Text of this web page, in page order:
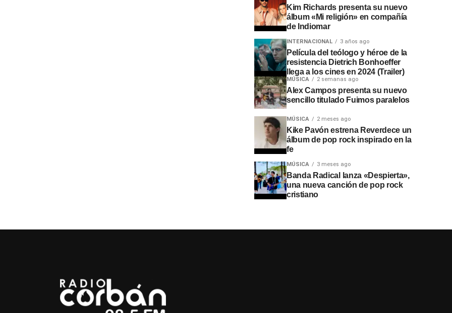
Kim Richards presenta su nuevo
álbum «Mi religión» en compañía
de Indiomar
INTERNACIONAL 3 años ago
Película del teólogo y héroe de la
resistencia Dietrich Bonhoeffer
llega a los cines en 2024 (Trailer)
MÚSICA 2 semanas ago
Alex Campos presenta su nuevo
sencillo titulado Fuimos paralelos
MÚSICA 2 meses ago
Kike Pavón estrena Reverdece un
álbum de pop rock inspirado en la
fe
MÚSICA 3 meses ago
Banda Radical lanza «Despierta»,
una nueva canción de pop rock
cristiano